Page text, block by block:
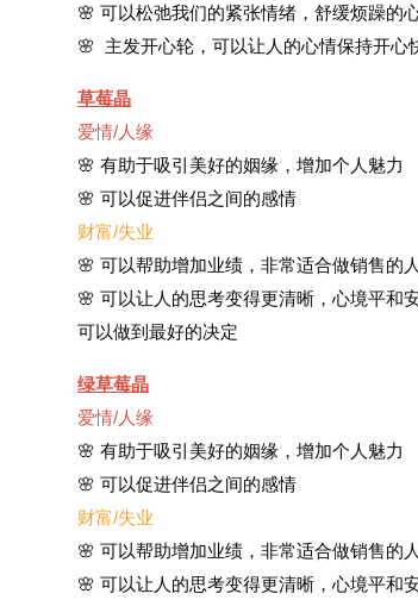
🌸 可以松弛我们的紧张情绪，舒缓烦躁的
🌸 主发开心轮，可以让人的心情保持开心
草莓晶
爱情/人缘
🌸 有助于吸引美好的姻缘，增加个人魅力
🌸 可以促进伴侣之间的感情
财富/失业
🌸 可以帮助增加业绩，非常适合做销售的
🌸 可以让人的思考变得更清晰，心境平和
可以做到最好的决定
绿草莓晶
爱情/人缘
🌸 有助于吸引美好的姻缘，增加个人魅力
🌸 可以促进伴侣之间的感情
财富/失业
🌸 可以帮助增加业绩，非常适合做销售的
🌸 可以让人的思考变得更清晰，心境平和